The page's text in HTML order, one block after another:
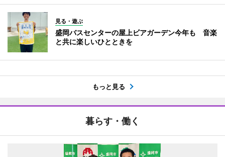
見る・遊ぶ
盛岡バスセンターの屋上ビアガーデン今年も 音楽
と共に楽しいひとときを
もっと見る
暮らす・働く